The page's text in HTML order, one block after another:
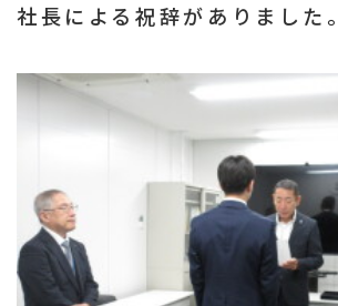
社長による祝辞がありました。